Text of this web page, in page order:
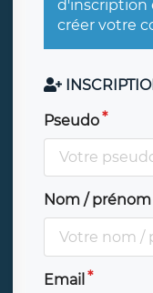
d'inscription
créer votre
Pseudo
Nom / prénom
Email